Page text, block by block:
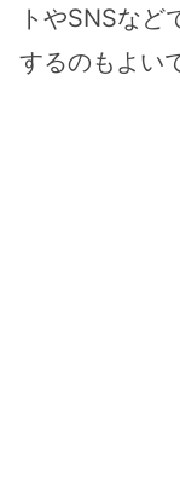
トやSNSなど
するのもよい